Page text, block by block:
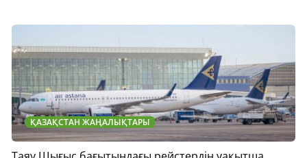
ҚАЗАҚСТАН ЖАҢАЛЫҚТАРЫ